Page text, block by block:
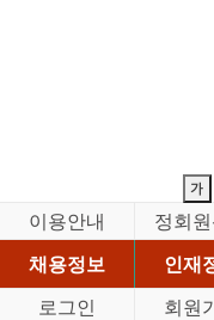
이용안내 정회
채용정보
인재
로그인
회원